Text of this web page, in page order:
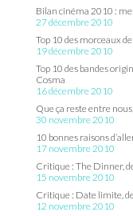
Bilan cinéma 2010 :
27 décembre 2010
Top 10 des morceaux
19 décembre 2010
Top 10 des bandes
Cosma
16 décembre 2010
Que ça reste entre
30 novembre 2010
10 bonnes raisons
17 novembre 2010
Critique : The Dinner,
15 novembre 2010
Critique : Date limite,
12 novembre 2010